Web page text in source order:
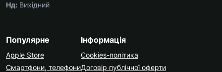
Нд: Вихідний
Популярне
Apple Store
Смартфони, телефони
Інформація
Cookies-політика
Договір публічної оферти